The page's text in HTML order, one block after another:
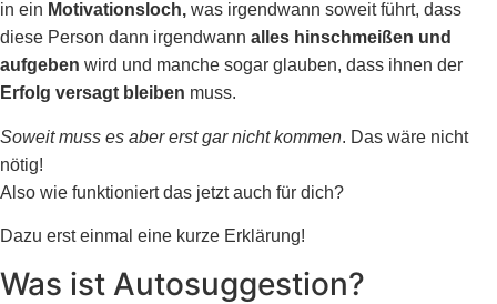
in ein Motivationsloch, was irgendwann soweit führt, dass
diese Person dann irgendwann alles hinschmeißen und
aufgeben wird und manche sogar glauben, dass ihnen der
Erfolg versagt bleiben muss.
Soweit muss es aber erst gar nicht kommen. Das wäre nicht
nötig!
Also wie funktioniert das jetzt auch für dich?
Dazu erst einmal eine kurze Erklärung!
Was ist Autosuggestion?